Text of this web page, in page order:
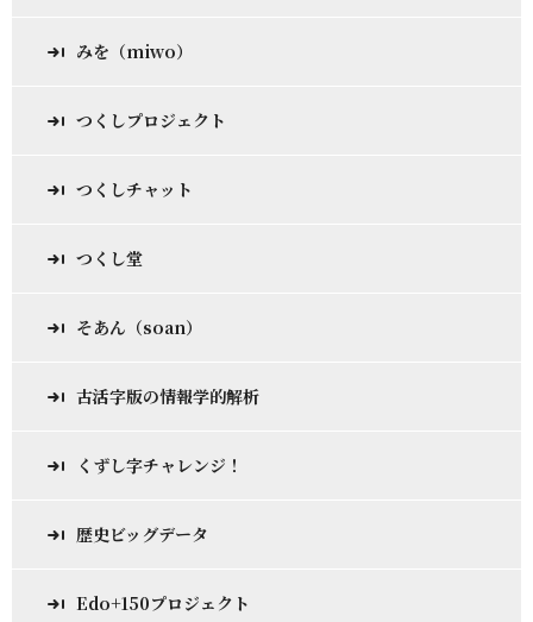
みを（miwo）
つくしプロジェクト
つくしチャット
つくし堂
そあん（soan）
古活字版の情報学的解析
くずし字チャレンジ！
歴史ビッグデータ
Edo+150プロジェクト